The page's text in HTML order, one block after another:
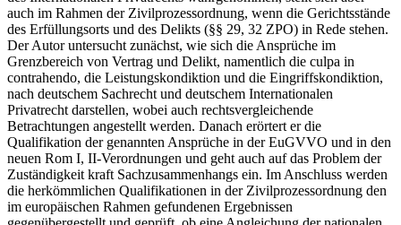
auch im Rahmen der Zivilprozessordnung, wenn die Gerichtsstände
des Erfüllungsorts und des Delikts (§§ 29, 32 ZPO) in Rede stehen.
Der Autor untersucht zunächst, wie sich die Ansprüche im
Grenzbereich von Vertrag und Delikt, namentlich die culpa in
contrahendo, die Leistungskondiktion und die Eingriffskondiktion,
nach deutschem Sachrecht und deutschem Internationalen
Privatrecht darstellen, wobei auch rechtsvergleichende
Betrachtungen angestellt werden. Danach erörtert er die
Qualifikation der genannten Ansprüche in der EuGVVO und in den
neuen Rom I, II-Verordnungen und geht auch auf das Problem der
Zuständigkeit kraft Sachzusammenhangs ein. Im Anschluss werden
die herkömmlichen Qualifikationen in der Zivilprozessordnung den
im europäischen Rahmen gefundenen Ergebnissen